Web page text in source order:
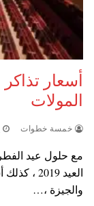
المولات
خمسة خطوات
مع حلول عيد
العيد
والجيزة ،…